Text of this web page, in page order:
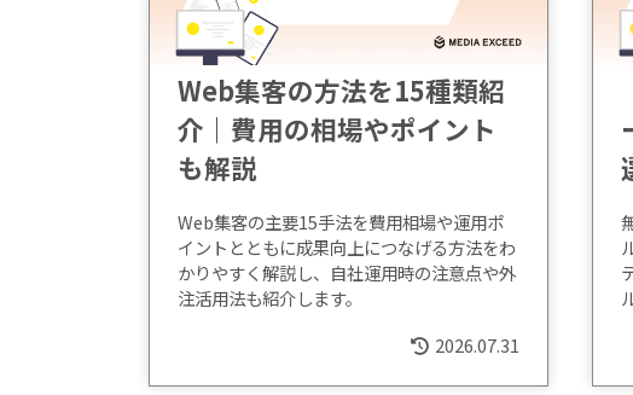
Web集客の方法を15種類紹
介｜費用の相場やポイント
も解説
Web集客の主要15手法を費用相場や運用ポ
イントとともに成果向上につなげる方法をわ
かりやすく解説し、自社運用時の注意点や外
注活用法も紹介します。
2026.07.31